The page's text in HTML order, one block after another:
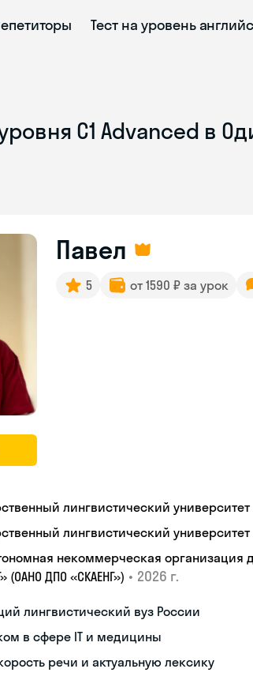
Тест на уровень
C1 Advanced в
Павел
5 от 1590 ₽ за урок
лингвистический университет
лингвистический университет
некоммерческая организация
(ОАНО ДПО «СКАЕНГ») • 2026 г.
лингвистический вуз России
в сфере IT и медицины
речи и актуальную лексику